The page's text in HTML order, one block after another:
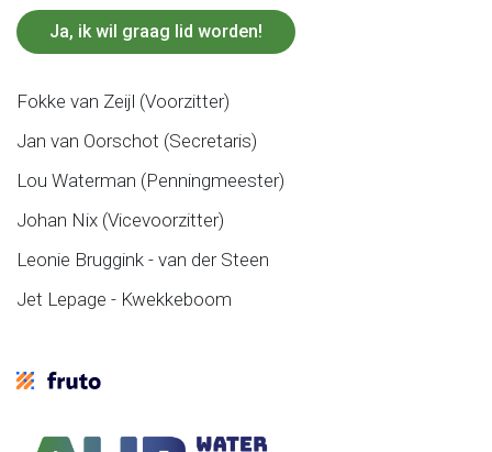
Ja, ik wil graag lid worden!
Fokke van Zeijl (Voorzitter)
Jan van Oorschot (Secretaris)
Lou Waterman (Penningmeester)
Johan Nix (Vicevoorzitter)
Leonie Bruggink - van der Steen
Jet Lepage - Kwekkeboom